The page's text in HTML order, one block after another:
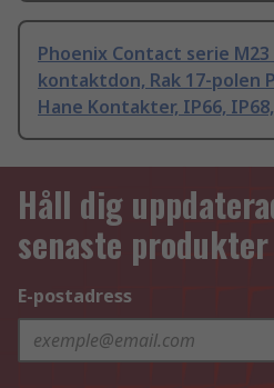
Phoenix Contact serie M23
kontaktdon, Rak 17-polen
Hane Kontakter, IP66,
Håll dig
senaste
E-postadress